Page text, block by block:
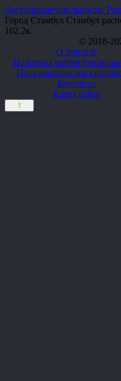
Достопримечательности
Город Стамбул Стамбул
102.2к.
© 2018-
О портале
Политика
Пользовательское
Контакты
Карта сайта